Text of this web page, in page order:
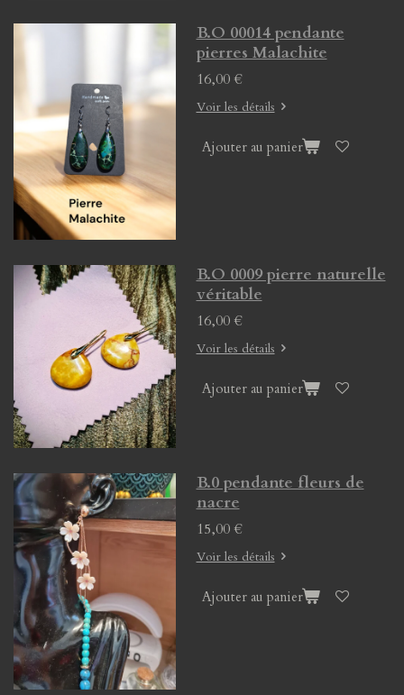
B.O 00014 pendante
pierres Malachite
16,00 €
Voir les détails
Ajouter au panier
B.O 0009 pierre naturelle
véritable
16,00 €
Voir les détails
Ajouter au panier
B.0 pendante fleurs de
nacre
15,00 €
Voir les détails
Ajouter au panier